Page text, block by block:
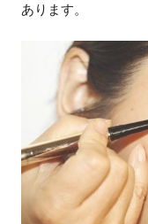
あります。